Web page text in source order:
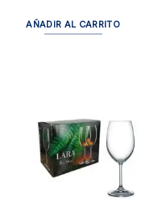
AÑADIR AL CARRITO